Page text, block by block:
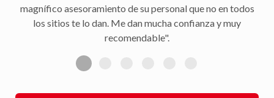
magnífico asesoramiento de su personal que no en todos
los sitios te lo dan. Me dan mucha confianza y muy
recomendable".